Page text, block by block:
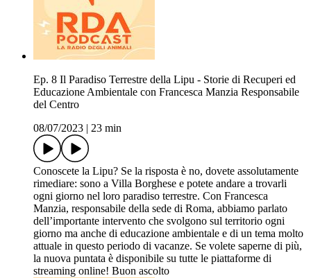
Ep. 8 Il Paradiso Terrestre della Lipu - Storie di Recuperi ed
Educazione Ambientale con Francesca Manzia Responsabile
del Centro
08/07/2023
23 min
Conoscete la Lipu? Se la risposta è no, dovete assolutamente
rimediare: sono a Villa Borghese e potete andare a trovarli
ogni giorno nel loro paradiso terrestre. Con Francesca
Manzia, responsabile della sede di Roma, abbiamo parlato
dell’importante intervento che svolgono sul territorio ogni
giorno ma anche di educazione ambientale e di un tema molto
attuale in questo periodo di vacanze. Se volete saperne di più,
la nuova puntata è disponibile su tutte le piattaforme di
streaming online! Buon ascolto